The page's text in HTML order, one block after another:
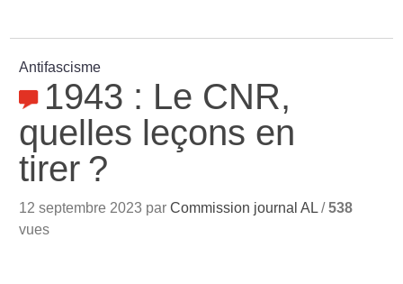
Antifascisme
1943 : Le CNR,
quelles leçons en
tirer ?
12 septembre 2023 parCommission journal AL /538
vues